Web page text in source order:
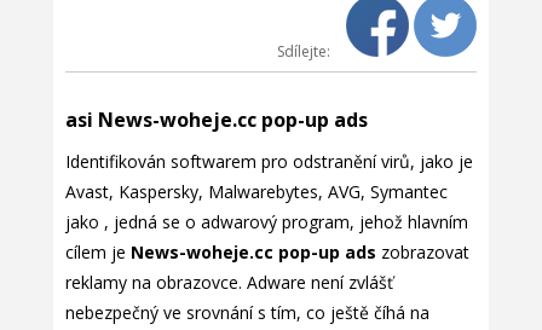
Sdílejte:
asi News-woheje.cc pop-up ads
Identifikován softwarem pro odstranění virů, jako je
Avast, Kaspersky, Malwarebytes, AVG, Symantec
jako , jedná se o adwarový program, jehož hlavním
cílem je News-woheje.cc pop-up ads zobrazovat
reklamy na obrazovce. Adware není zvlášť
nebezpečný ve srovnání s tím, co ještě číhá na